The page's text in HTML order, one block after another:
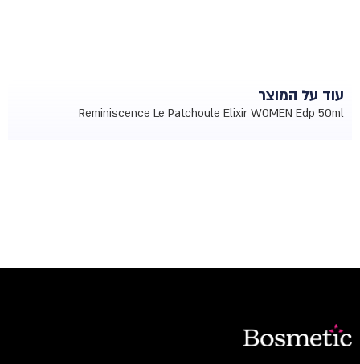
עוד על המוצר
Reminiscence Le Patchoule Elixir WOMEN Edp 50ml